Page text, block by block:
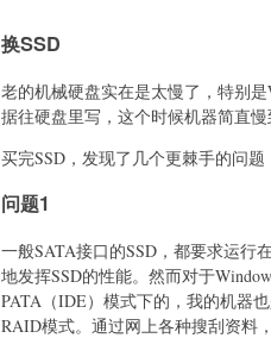
换SSD
老的机械硬盘实在是太慢了，特别
据往硬盘里写，这个时候机器简直慢
买完SSD，发现了几个更棘手的问题
问题1
一般SATA接口的SSD，都要求运行
地发挥SSD的性能。然而对于
PATA（IDE）模式下的，我的机器
RAID模式。通过网上各种搜刮资料，